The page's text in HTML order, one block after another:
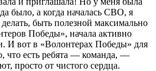
было, а когда началась СВО, я
быть полезной максимально
Победы», начала активно
И вот в «Волонтерах Победы» для
что есть ребята — команда, —
просто от чистого сердца.